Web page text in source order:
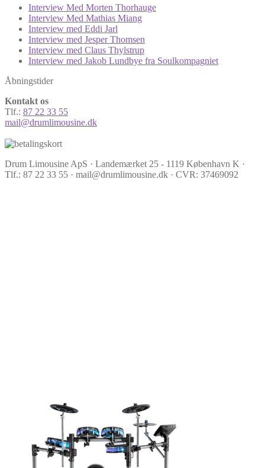
Interview Med Morten Thorhauge
Interview Med Mathias Miang
Interview med Eddi Jarl
Interview med Jesper Thomsen
Interview med Claus Thylstrup
Interview med Jakob Lundbye fra Soulkompagniet
Åbningstider
Kontakt os
Tlf.: 87 22 33 55
mail@drumlimousine.dk
Drum Limousine ApS · Landemærket 25 - 1119 København K ·
Tlf.: 87 22 33 55 · mail@drumlimousine.dk · CVR: 37469092